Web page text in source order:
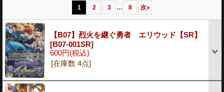
1 2 3 ... 8 次»
【B07】烈火を継ぐ勇者 エリウッド【SR】
[B07-001SR]
600円(税込)
[在庫数 4点]